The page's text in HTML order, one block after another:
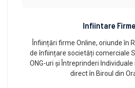
Infiintare Firme
Înființări firme Online, oriunde în
de înființare societăți comerciale
ONG-uri și Întreprinderi
direct în Biroul din